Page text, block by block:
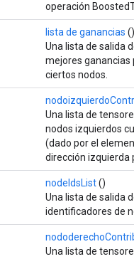
operación
lista de ganancias ()
Una lista de salida
mejores ganancias
ciertos nodos.
Una lista de
nodos izquierdos
(dado por el
dirección izquierda
nodeIdsList()
Una lista de salida
identificadores de
Una lista de